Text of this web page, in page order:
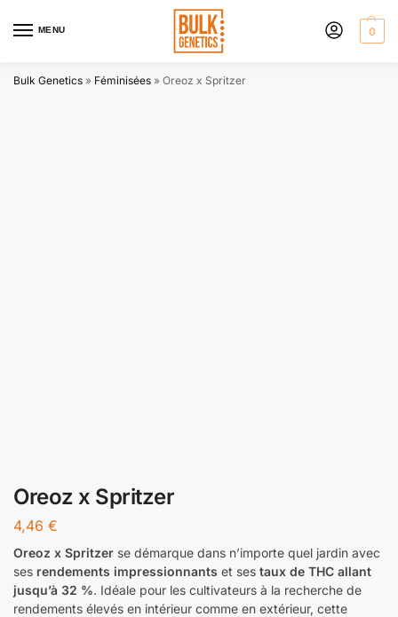
MENU 0
Bulk Genetics » Féminisées » Oreoz x Spritzer
Oreoz x Spritzer
4,46 €
Oreoz x Spritzer se démarque dans n’importe quel jardin avec
ses rendements impressionnants et ses taux de THC allant
jusqu’à 32 %. Idéale pour les cultivateurs à la recherche de
rendements élevés en intérieur comme en extérieur, cette